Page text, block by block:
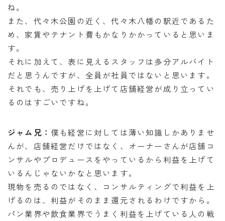
ね。
また、代々木公園の近く、代々木八幡の駅近であるた
め、家賃やテナント費もかなりかかっていると思いま
す。
それに加えて、表に見えるスタッフは多分アルバイト
だと思うんですが、全員が社員ではないと思います。
それでも、売り上げを上げて店舗経営が成り立ってい
るのはすごいですね。
ジャム兄： 僕も経営に対しては薄い知識しかありませ
んが、店舗経営だけではなく、オーナーさんが店舗コ
ンサルやプロデュースをやっているから利益を上げて
いるんじゃないかなと思います。
現物を売るのではなく、コンサルティングで利益を上
げるのは、利益がそのまま還元されるわけですから。
パン業界や飲食業界でうまく利益を上げている人の戦